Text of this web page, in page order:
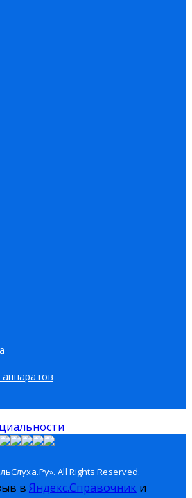
аппаратов
All Rights Reserved.
в Яндекс.Справочник и